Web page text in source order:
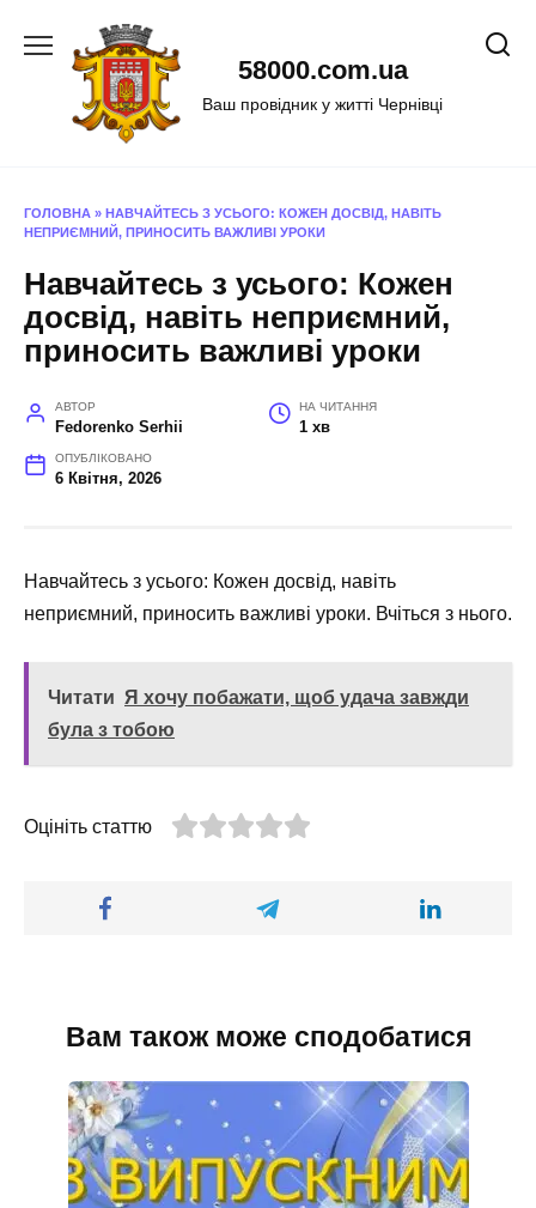
58000.com.ua
Ваш провідник у житті Чернівці
ГОЛОВНА » НАВЧАЙТЕСЬ З УСЬОГО: КОЖЕН ДОСВІД, НАВІТЬ
НЕПРИЄМНИЙ, ПРИНОСИТЬ ВАЖЛИВІ УРОКИ
Навчайтесь з усього: Кожен
досвід, навіть неприємний,
приносить важливі уроки
АВТОР
Fedorenko Serhii
НА ЧИТАННЯ
1 хв
ОПУБЛІКОВАНО
6 Квітня, 2026
Навчайтесь з усього: Кожен досвід, навіть
неприємний, приносить важливі уроки. Вчіться з нього.
Читати Я хочу побажати, щоб удача завжди
була з тобою
Оцініть статтю
Вам також може сподобатися